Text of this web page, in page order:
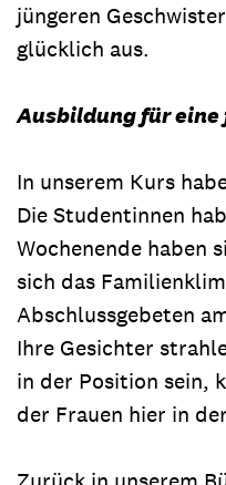
jüngeren
glücklich aus.
Ausbildung für
In unserem Kurs
Die Studentinnen
Wochenende haben
sich das
Abschlussgebeten
Ihre Gesichter
in der Position sein,
der Frauen hier in